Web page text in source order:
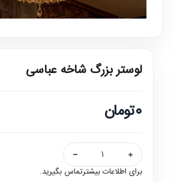
لوستر بزرگ شاخه عباسی
0تومان
برای اطلاعات بیشترتماس بگیرید.